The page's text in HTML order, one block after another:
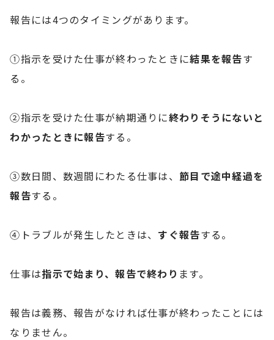
報告には4つのタイミングがあります。
①指示を受けた仕事が終わったときに結果を報告す
る。
②指示を受けた仕事が納期通りに終わりそうにないと
わかったときに報告する。
③数日間、数週間にわたる仕事は、 節目で途中経過を
報告する。
④トラブルが発生したときは、 すぐ報告する。
仕事は指示で始まり、報告で終わり ます。
報告は義務、報告がなければ仕事が終わったことには
なりません。